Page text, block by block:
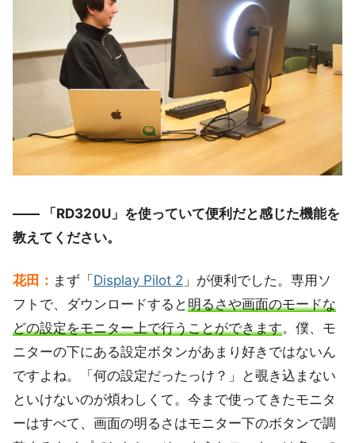
―― 「RD320U」を使っていて便利だと感じた機能を
教えてください。
花田： まず「 Display Pilot 2 」が便利でした。専用ソ
フトで、ダウンロードすると明るさや画面のモードな
どの設定をモニター上で行うことができます。僕、モ
ニターの下にある設定ボタンがあまり好きではないん
ですよね。「何の設定だったっけ？」と覗き込まない
といけないのが煩わしくて。今まで使ってきたモニタ
ーはすべて、画面の明るさはモニター下のボタンで調